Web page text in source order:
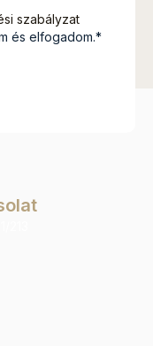
szabályzat
és elfogadom.*